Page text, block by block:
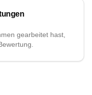
gearbeitet hast,